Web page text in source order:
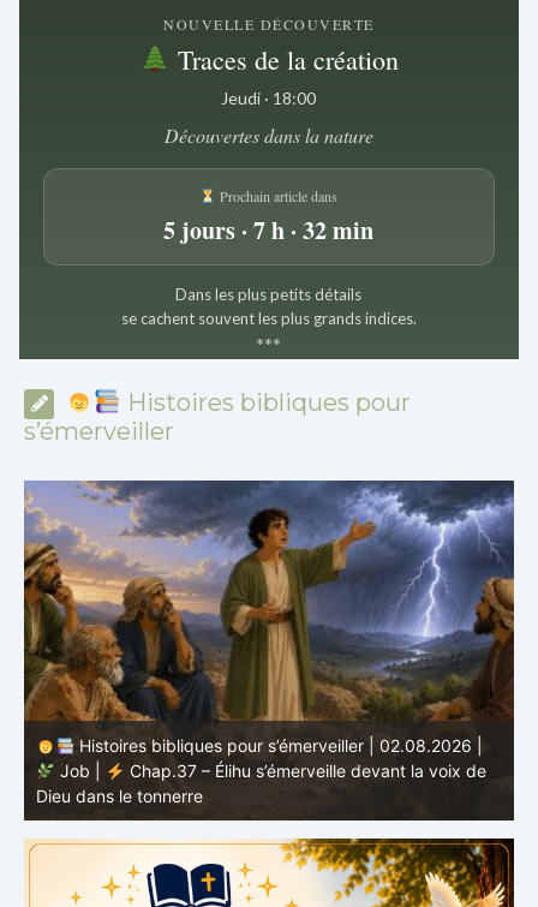
NOUVELLE DÉCOUVERTE
Traces de la création
Jeudi · 18:00
Découvertes dans la nature
Prochain article dans
5 jours · 7 h · 32 min
Dans les plus petits détails
se cachent souvent les plus grands indices.
***
Histoires bibliques pour
s’émerveiller
Histoires bibliques pour s’émerveiller | 02.08.2026 |
Job |
Chap.37 – Élihu s’émerveille devant la voix de
Dieu dans le tonnerre